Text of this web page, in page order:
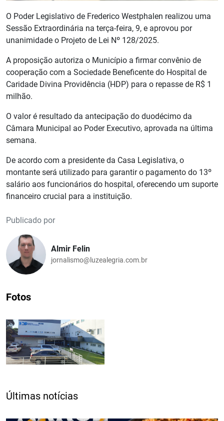
O Poder Legislativo de Frederico Westphalen realizou uma
Sessão Extraordinária na terça-feira, 9, e aprovou por
unanimidade o Projeto de Lei Nº 128/2025.
A proposição autoriza o Município a firmar convênio de
cooperação com a Sociedade Beneficente do Hospital de
Caridade Divina Providência (HDP) para o repasse de R$ 1
milhão.
O valor é resultado da antecipação do duodécimo da
Câmara Municipal ao Poder Executivo, aprovada na última
semana.
De acordo com a presidente da Casa Legislativa, o
montante será utilizado para garantir o pagamento do 13º
salário aos funcionários do hospital, oferecendo um suporte
financeiro crucial para a instituição.
Publicado por
Almir Felin
jornalismo@luzealegria.com.br
Fotos
Últimas notícias